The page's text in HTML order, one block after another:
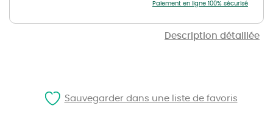
Description détaillée
Paiement en ligne 100% sécurisé
Sauvegarder dans une liste de favoris